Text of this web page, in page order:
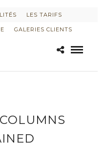
LES TARIFS
GALERIES CLIENTS